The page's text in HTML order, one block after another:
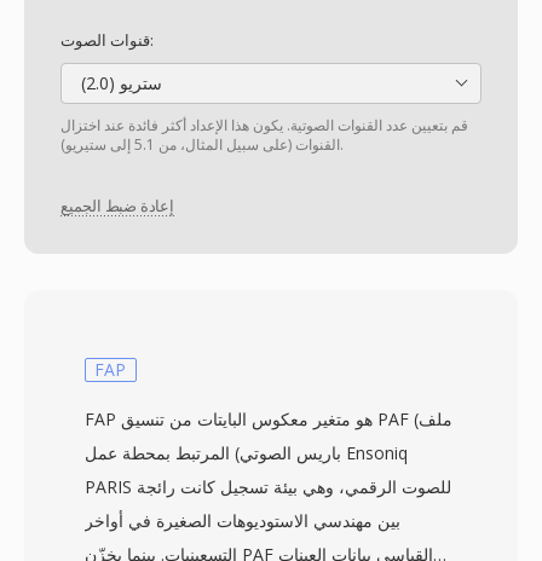
قنوات الصوت:
ستريو (2.0)
قم بتعيين عدد القنوات الصوتية. يكون هذا الإعداد أكثر فائدة عند اختزال
القنوات (على سبيل المثال، من 5.1 إلى ستيريو).
إعادة ضبط الجميع
FAP
FAP هو متغير معكوس البايتات من تنسيق PAF (ملف
باريس الصوتي) المرتبط بمحطة عمل Ensoniq
PARIS للصوت الرقمي، وهي بيئة تسجيل كانت رائجة
بين مهندسي الاستوديوهات الصغيرة في أواخر
التسعينيات. بينما يخزّن PAF القياسي بيانات العينات